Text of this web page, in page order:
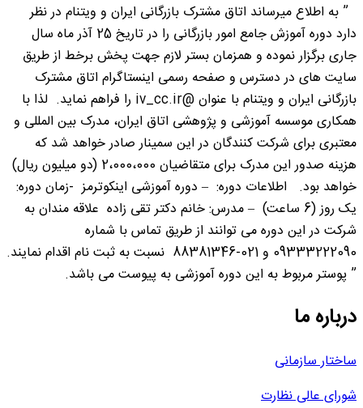
” به اطلاع میرساند اتاق مشترک بازرگانی ایران و ویتنام در نظر
دارد دوره آموزش جامع امور بازرگانی را در تاریخ 25 آذر ماه سال
جاری برگزار نموده و همزمان بستر لازم جهت پخش برخط از طریق
سایت های در دسترس و صفحه رسمی اینستاگرام اتاق مشترک
بازرگانی ایران و ویتنام با عنوان @iv_cc.ir را فراهم نماید. لذا با
همکاری موسسه آموزشی و پژوهشی اتاق ایران، مدرک بین المللی و
معتبری برای شرکت کنندگان در این سمینار صادر خواهد شد که
هزینه صدور این مدرک برای متقاضیان 2،000،000 (دو میلیون ریال)
خواهد بود. اطلاعات دوره: – دوره آموزشی اینکوترمز -زمان دوره:
یک روز (6 ساعت) – مدرس: خانم دکتر تقی زاده علاقه مندان به
شرکت در این دوره می توانند از طریق تماس با شماره
09333222090 و 021-88381346 نسبت به ثبت نام اقدام نمایند.
” پوستر مربوط به این دوره آموزشی به پیوست می باشد.
درباره ما
ساختار سازمانی
شورای عالی نظارت